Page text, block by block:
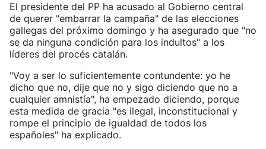
El presidente del PP ha acusado al Gobierno central
de querer "embarrar la campaña" de las elecciones
gallegas del próximo domingo y ha asegurado que "no
se da ninguna condición para los indultos" a los
líderes del procés catalán.
"Voy a ser lo suficientemente contundente: yo he
dicho que no, dije que no y sigo diciendo que no a
cualquier amnistía", ha empezado diciendo, porque
esta medida de gracia "es ilegal, inconstitucional y
rompe el principio de igualdad de todos los
españoles" ha explicado.